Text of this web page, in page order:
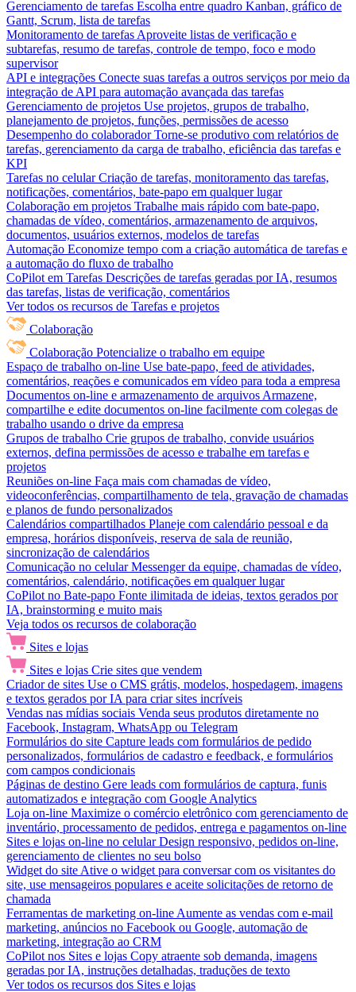
Gerenciamento de tarefas Escolha entre quadro Kanban, gráfico de
Gantt, Scrum, lista de tarefas
Monitoramento de tarefas Aproveite listas de verificação e
subtarefas, resumo de tarefas, controle de tempo, foco e modo
supervisor
API e integrações Conecte suas tarefas a outros serviços por meio da
integração de API para automação avançada das tarefas
Gerenciamento de projetos Use projetos, grupos de trabalho,
planejamento de projetos, funções, permissões de acesso
Desempenho do colaborador Torne-se produtivo com relatórios de
tarefas, gerenciamento da carga de trabalho, eficiência das tarefas e
KPI
Tarefas no celular Criação de tarefas, monitoramento das tarefas,
notificações, comentários, bate-papo em qualquer lugar
Colaboração em projetos Trabalhe mais rápido com bate-papo,
chamadas de vídeo, comentários, armazenamento de arquivos,
documentos, usuários externos, modelos de tarefas
Automação Economize tempo com a criação automática de tarefas e
a automação do fluxo de trabalho
CoPilot em Tarefas Descrições de tarefas geradas por IA, resumos
das tarefas, listas de verificação, comentários
Ver todos os recursos de Tarefas e projetos
Colaboração
Colaboração Potencialize o trabalho em equipe
Espaço de trabalho on-line Use bate-papo, feed de atividades,
comentários, reações e comunicados em vídeo para toda a empresa
Documentos on-line e armazenamento de arquivos Armazene,
compartilhe e edite documentos on-line facilmente com colegas de
trabalho usando o drive da empresa
Grupos de trabalho Crie grupos de trabalho, convide usuários
externos, defina permissões de acesso e trabalhe em tarefas e
projetos
Reuniões on-line Faça mais com chamadas de vídeo,
videoconferências, compartilhamento de tela, gravação de chamadas
e planos de fundo personalizados
Calendários compartilhados Planeje com calendário pessoal e da
empresa, horários disponíveis, reserva de sala de reunião,
sincronização de calendários
Comunicação no celular Messenger da equipe, chamadas de vídeo,
comentários, calendário, notificações em qualquer lugar
CoPilot no Bate-papo Fonte ilimitada de ideias, textos gerados por
IA, brainstorming e muito mais
Veja todos os recursos de colaboração
Sites e lojas
Sites e lojas Crie sites que vendem
Criador de sites Use o CMS grátis, modelos, hospedagem, imagens
e textos gerados por IA para criar sites incríveis
Vendas nas mídias sociais Venda seus produtos diretamente no
Facebook, Instagram, WhatsApp ou Telegram
Formulários do site Capture leads com formulários de pedido
personalizados, formulários de cadastro e feedback, e formulários
com campos condicionais
Páginas de destino Gere leads com formulários de captura, funis
automatizados e integração com Google Analytics
Loja on-line Maximize o comércio eletrônico com gerenciamento de
inventário, processamento de pedidos, entrega e pagamentos on-line
Sites e lojas on-line no celular Design responsivo, pedidos on-line,
gerenciamento de clientes no seu bolso
Widget do site Ative o widget para conversar com os visitantes do
site, use mensageiros populares e aceite solicitações de retorno de
chamada
Ferramentas de marketing on-line Aumente as vendas com e-mail
marketing, anúncios no Facebook ou Google, automação de
marketing, integração ao CRM
CoPilot nos Sites e lojas Copy atraente sob demanda, imagens
geradas por IA, instruções detalhadas, traduções de texto
Ver todos os recursos dos Sites e lojas